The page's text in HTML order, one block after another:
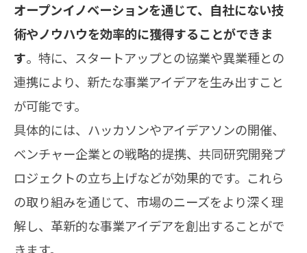
オープンイノベーションを通じて、自社にない技
術やノウハウを効率的に獲得することができま
す。特に、スタートアップとの協業や異業種との
連携により、新たな事業アイデアを生み出すこと
が可能です。
具体的には、ハッカソンやアイデアソンの開催、
ベンチャー企業との戦略的提携、共同研究開発プ
ロジェクトの立ち上げなどが効果的です。これら
の取り組みを通じて、市場のニーズをより深く理
解し、革新的な事業アイデアを創出することがで